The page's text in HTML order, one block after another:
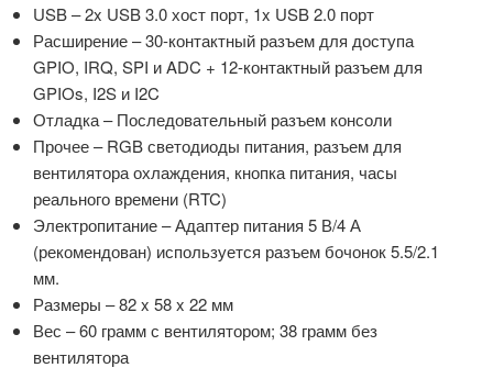
USB – 2x USB 3.0 хост порт, 1x USB 2.0 порт
Расширение – 30-контактный разъем для доступа
GPIO, IRQ, SPI и ADC + 12-контактный разъем для
GPIOs, I2S и I2C
Отладка – Последовательный разъем консоли
Прочее – RGB светодиоды питания, разъем для
вентилятора охлаждения, кнопка питания, часы
реального времени (RTC)
Электропитание – Адаптер питания 5 В/4 А
(рекомендован) используется разъем бочонок 5.5/2.1
мм.
Размеры – 82 x 58 x 22 мм
Вес – 60 грамм с вентилятором; 38 грамм без
вентилятора